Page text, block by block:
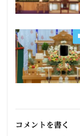
コメントを書く